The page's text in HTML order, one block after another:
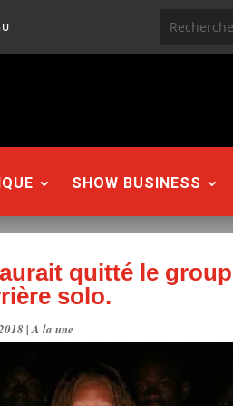
SHOW BUSINESS
quitté le
solo.
|A la une